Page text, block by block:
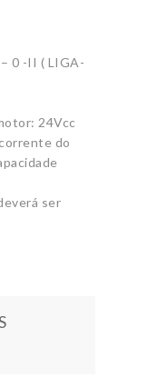
0 -II ( LIGA-
24Vcc
do
ser